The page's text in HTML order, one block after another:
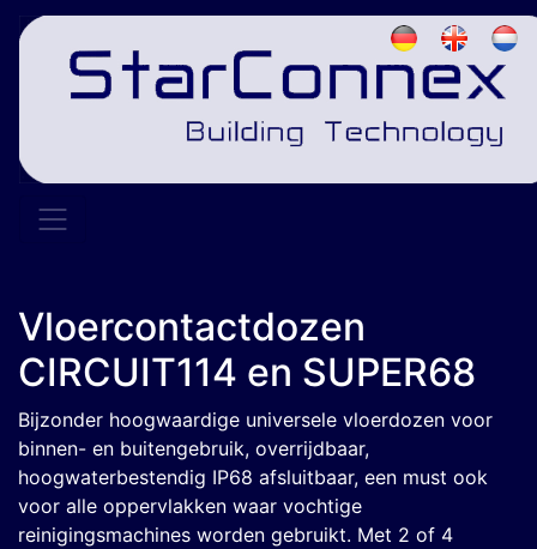
Vloercontactdozen
CIRCUIT114 en SUPER68
Bijzonder hoogwaardige universele vloerdozen voor
binnen- en buitengebruik, overrijdbaar,
hoogwaterbestendig IP68 afsluitbaar, een must ook
voor alle oppervlakken waar vochtige
reinigingsmachines worden gebruikt. Met 2 of 4